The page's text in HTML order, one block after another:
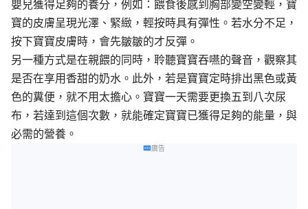
嬰兒獲得足夠的養分，例如：餵食後感到胸部變空變輕，寶
寶的皮膚呈現光澤、緊緻，輕按時具有彈性。若水分不足，
按下寶寶皮膚時，會先皺皺的才反彈。
另一種方式是在親餵的同時，聆聽寶寶吞嚥的聲音，觀察其
是否在享用香甜的奶水。此外，若是寶寶定時排出黑色或黃
色的糞便，就不用太擔心。寶寶一天需要更換五到八次尿
布，若達到這個次數，就能確定寶寶已獲得足夠的能量，與
必需的營養。
廣告